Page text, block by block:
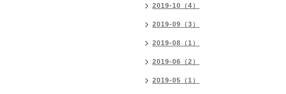
2019-10（4）
2019-09（3）
2019-08（1）
2019-06（2）
2019-05（1）